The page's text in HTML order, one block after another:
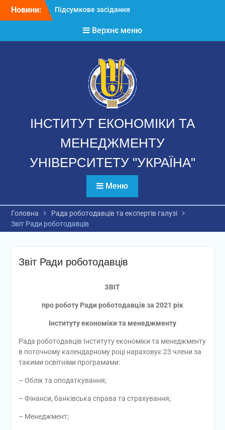
Новини:
Підсумкове засідання
Річний звіт аспірантів
Верхнє меню
ІНСТИТУТ ЕКОНОМІКИ ТА
МЕНЕДЖМЕНТУ
УНІВЕРСИТЕТУ "УКРАЇНА"
Меню
Головна
Рада роботодавців та експертів галузі
Звіт Ради роботодавців
Звіт Ради роботодавців
ЗВІТ
про роботу Ради роботодавців за 2021 рік
Інституту економіки та менеджменту
Рада роботодавців Інституту економіки та менеджменту
в поточному календарному році нараховує 23 члени за
такими освітніми програмами:
– Облік та оподаткування;
– Фінанси, банківська справа та страхування;
– Менеджмент;